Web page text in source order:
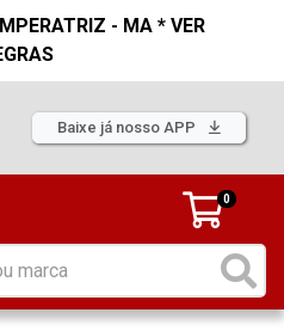
- MA * VER
Baixe já nosso APP
0